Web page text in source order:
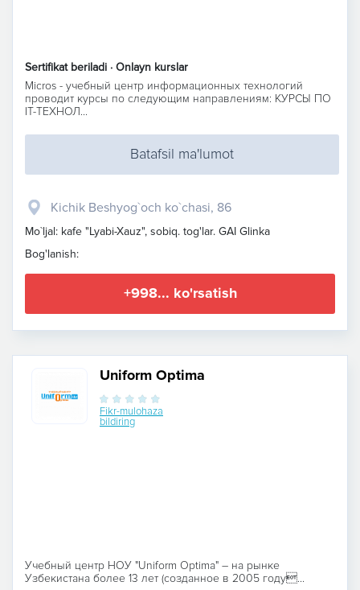
Sertifikat beriladi · Onlayn kurslar
Micros - учебный центр информационных технологий
проводит курсы по следующим направлениям: КУРСЫ ПО
IT-ТЕХНОЛ...
Batafsil ma'lumot
Kichik Beshyog`och ko`chasi, 86
Mo`ljal: kafe "Lyabi-Xauz", sobiq. tog'lar. GAI Glinka
Bog'lanish:
+998... ko'rsatish
Uniform Optima
Fikr-mulohaza
bildiring
Учебный центр НОУ "Uniform Optima" – на рынке
Узбекистана более 13 лет (созданное в 2005 году...